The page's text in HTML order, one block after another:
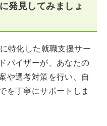
発見してみましょ
特化した就職支援サー
バイザーが、あなたの
や選考対策を行い、自
を丁寧にサポートしま